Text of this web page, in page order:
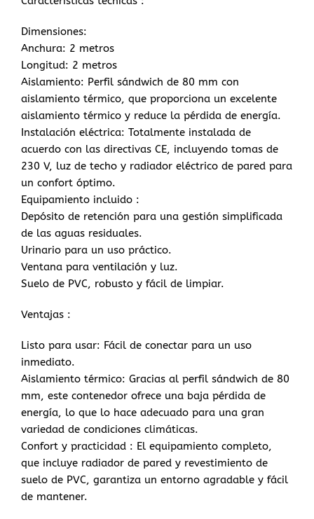
Dimensiones:
Anchura: 2 metros
Longitud: 2 metros
Aislamiento: Perfil sándwich de 80 mm con
aislamiento térmico, que proporciona un excelente
aislamiento térmico y reduce la pérdida de energía.
Instalación eléctrica: Totalmente instalada de
acuerdo con las directivas CE, incluyendo tomas de
230 V, luz de techo y radiador eléctrico de pared para
un confort óptimo.
Equipamiento incluido :
Depósito de retención para una gestión simplificada
de las aguas residuales.
Urinario para un uso práctico.
Ventana para ventilación y luz.
Suelo de PVC, robusto y fácil de limpiar.
Ventajas :
Listo para usar: Fácil de conectar para un uso
inmediato.
Aislamiento térmico: Gracias al perfil sándwich de 80
mm, este contenedor ofrece una baja pérdida de
energía, lo que lo hace adecuado para una gran
variedad de condiciones climáticas.
Confort y practicidad : El equipamiento completo,
que incluye radiador de pared y revestimiento de
suelo de PVC, garantiza un entorno agradable y fácil
de mantener.